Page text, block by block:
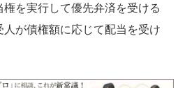
を実行して優先弁済を受ける
人が債権額に応じて配当を受け